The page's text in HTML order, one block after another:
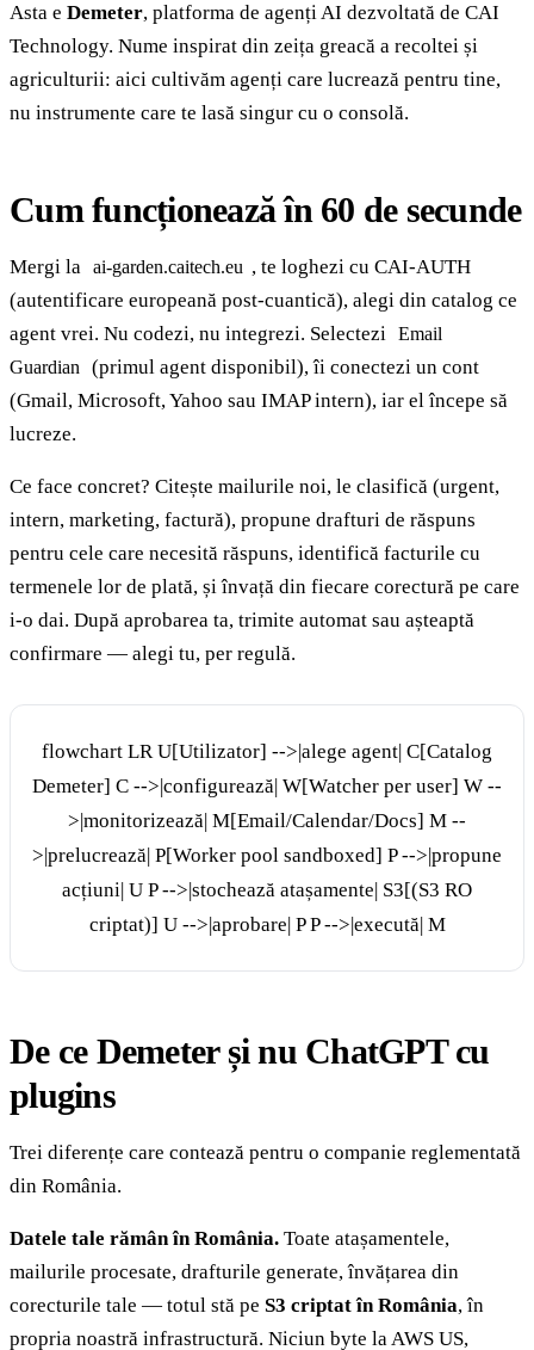
Asta e Demeter, platforma de agenți AI dezvoltată de CAI
Technology. Nume inspirat din zeița greacă a recoltei și
agriculturii: aici cultivăm agenți care lucrează pentru tine,
nu instrumente care te lasă singur cu o consolă.
Cum funcționează în 60 de secunde
Mergi la ai-garden.caitech.eu , te loghezi cu CAI-AUTH
(autentificare europeană post-cuantică), alegi din catalog ce
agent vrei. Nu codezi, nu integrezi. Selectezi
Email
Guardian
(primul agent disponibil), îi conectezi un cont
(Gmail, Microsoft, Yahoo sau IMAP intern), iar el începe să
lucreze.
Ce face concret? Citește mailurile noi, le clasifică (urgent,
intern, marketing, factură), propune drafturi de răspuns
pentru cele care necesită răspuns, identifică facturile cu
termenele lor de plată, și învață din fiecare corectură pe care
i-o dai. După aprobarea ta, trimite automat sau așteaptă
confirmare — alegi tu, per regulă.
flowchart LR U[Utilizator] -->|alege agent| C[Catalog
Demeter] C -->|configurează| W[Watcher per user] W --
>|monitorizează| M[Email/Calendar/Docs] M --
>|prelucrează| P[Worker pool sandboxed] P -->|propune
acțiuni| U P -->|stochează atașamente| S3[(S3 RO
criptat)] U -->|aprobare| P P -->|execută| M
De ce Demeter și nu ChatGPT cu
plugins
Trei diferențe care contează pentru o companie reglementată
din România.
Datele tale rămân în România. Toate atașamentele,
mailurile procesate, drafturile generate, învățarea din
corecturile tale — totul stă pe S3 criptat în România, în
propria noastră infrastructură. Niciun byte la AWS US,